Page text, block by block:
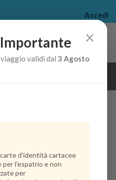
>
Accedi
×
validi dal3 Agosto
d'identità cartacee
per l'espatrio e non
per